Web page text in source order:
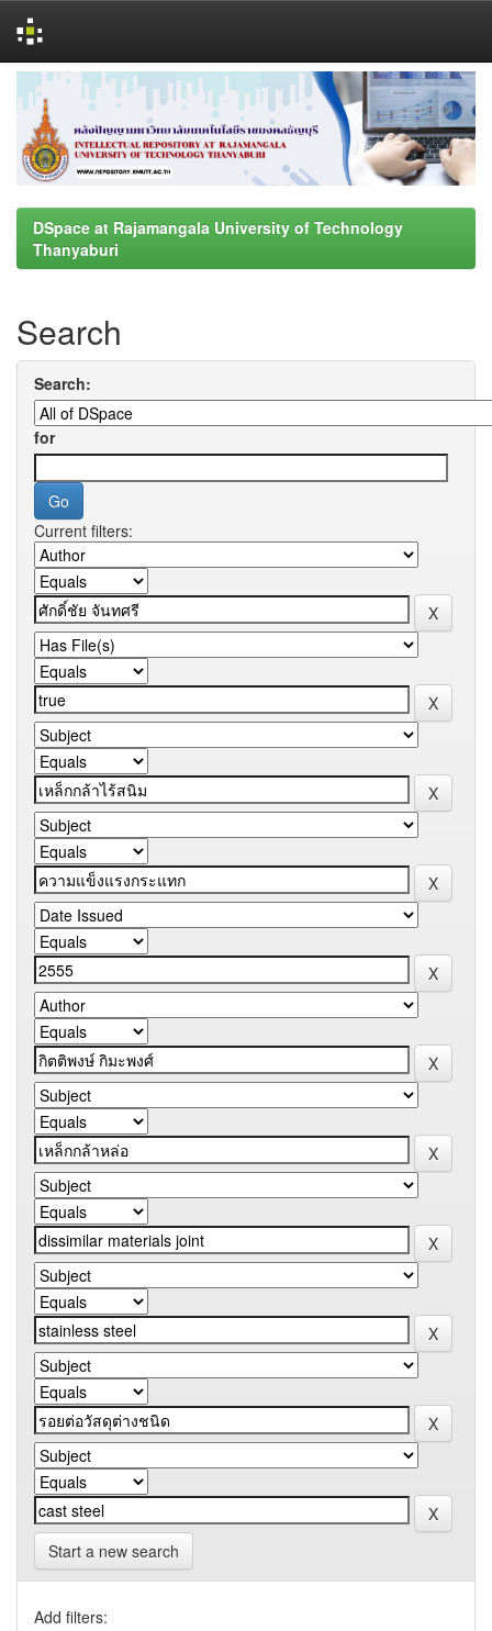
navigation
DSpace at Rajamangala University of Technology
Thanyaburi
Search
Search:
for
Current filters:
Start a new search
Add filters: